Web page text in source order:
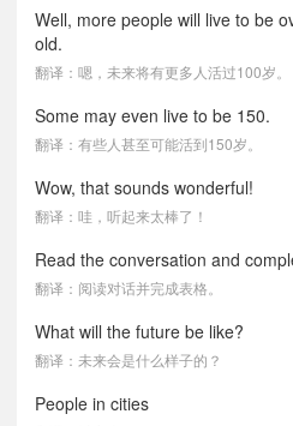
Well, more people will live to be
old.
翻译：嗯，未来将有更多人活过100岁。
Some may even live to be 150.
翻译：有些人甚至可能活到150岁。
Wow, that sounds wonderful!
翻译：哇，听起来太棒了！
Read the conversation and
翻译：阅读对话并完成表格。
What will the future be like?
翻译：未来会是什么样子的？
People in cities